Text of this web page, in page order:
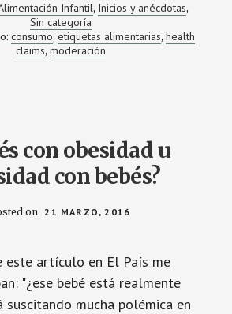
¡INSENTATOS!
Infantil, Inicios y anécdotas,
Sin categoría
consumo,etiquetas alimentarias, health
claims, moderación
con obesidad u
con bebés?
on 21 MARZO, 2016
este artículo en El País me
"¿ese bebé está realmente
suscitando mucha polémica en